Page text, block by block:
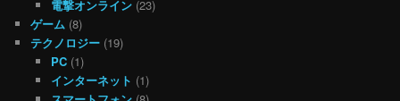
電撃オンライン(23)
ゲーム (8)
テクノロジー (19)
PC(1)
インターネット (1)